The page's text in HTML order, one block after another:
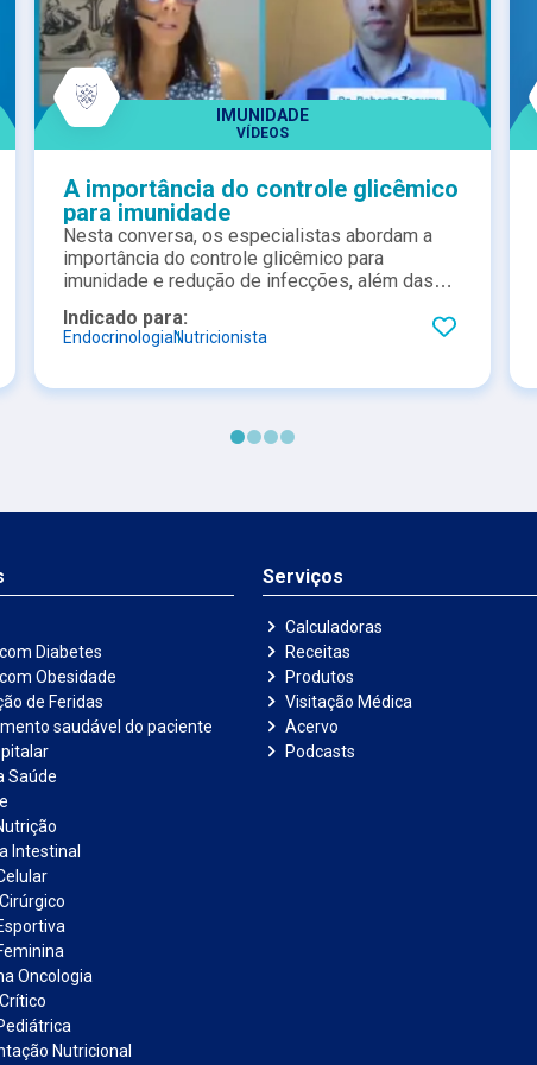
IMUNIDADE
VÍDEOS
A importância do controle glicêmico
para imunidade
Nesta conversa, os especialistas abordam a
importância do controle glicêmico para
imunidade e redução de infecções, além das
estresse oxidativo na resposta imunológica.
Confira!
Indicado para:
EndocrinologiaNutricionista
Diabetes
Obesidade
de Feridas
saudável do paciente
Saúde
Intestinal
Oncologia
Nutricional
Serviços
Calculadoras
Receitas
Produtos
Visitação Médica
Acervo
Podcasts